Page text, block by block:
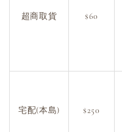
超商取貨 $60
宅配(本島) $250